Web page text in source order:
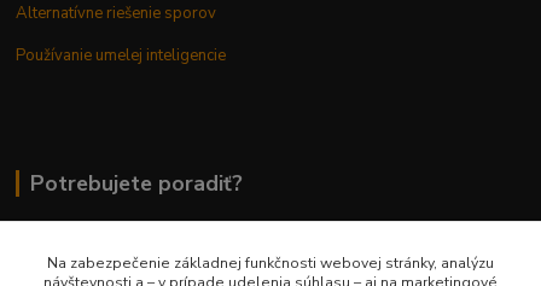
Alternatívne riešenie sporov
Používanie umelej inteligencie
Potrebujete poradiť?
0948 236 042
Na zabezpečenie základnej funkčnosti webovej stránky, analýzu